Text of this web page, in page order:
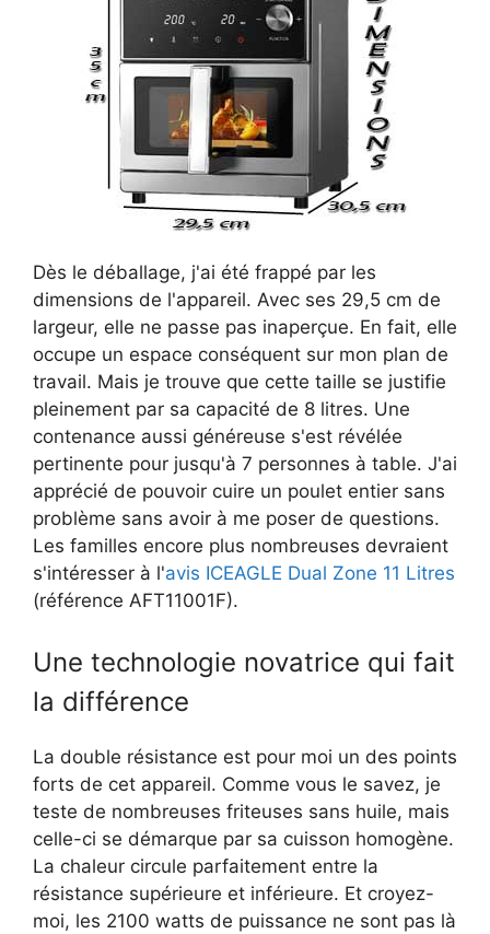
Dès le déballage, j'ai été frappé par les
dimensions de l'appareil. Avec ses 29,5 cm de
largeur, elle ne passe pas inaperçue. En fait, elle
occupe un espace conséquent sur mon plan de
travail. Mais je trouve que cette taille se justifie
pleinement par sa capacité de 8 litres. Une
contenance aussi généreuse s'est révélée
pertinente pour jusqu'à 7 personnes à table. J'ai
apprécié de pouvoir cuire un poulet entier sans
problème sans avoir à me poser de questions.
Les familles encore plus nombreuses devraient
s'intéresser à l'avis ICEAGLE Dual Zone 11 Litres
(référence AFT11001F).
Une technologie novatrice qui fait
la différence
La double résistance est pour moi un des points
forts de cet appareil. Comme vous le savez, je
teste de nombreuses friteuses sans huile, mais
celle-ci se démarque par sa cuisson homogène.
La chaleur circule parfaitement entre la
résistance supérieure et inférieure. Et croyez-
moi, les 2100 watts de puissance ne sont pas là